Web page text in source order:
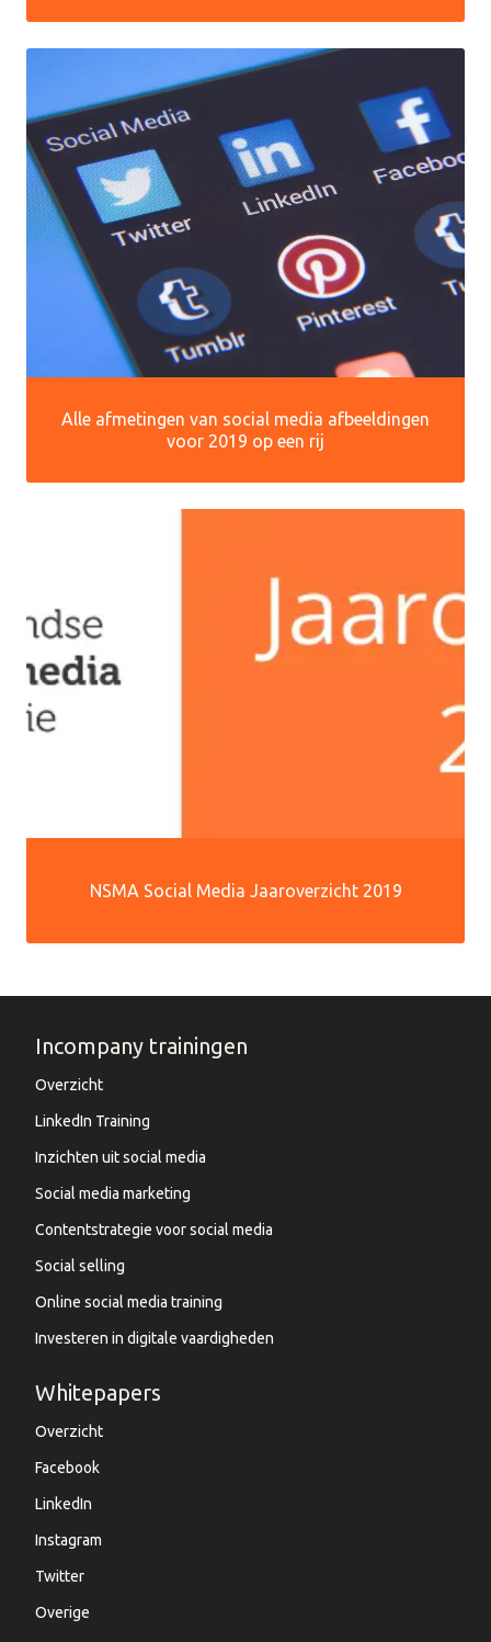
Alle afmetingen van social media afbeeldingen
voor 2019 op een rij
NSMA Social Media Jaaroverzicht 2019
Incompany trainingen
Overzicht
LinkedIn Training
Inzichten uit social media
Social media marketing
Contentstrategie voor social media
Social selling
Online social media training
Investeren in digitale vaardigheden
Whitepapers
Overzicht
Facebook
LinkedIn
Instagram
Twitter
Overige